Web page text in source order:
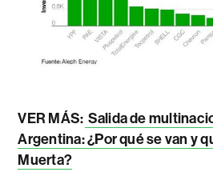
VER MÁS: Salida de
Argentina: ¿Por qué se van y
Muerta?